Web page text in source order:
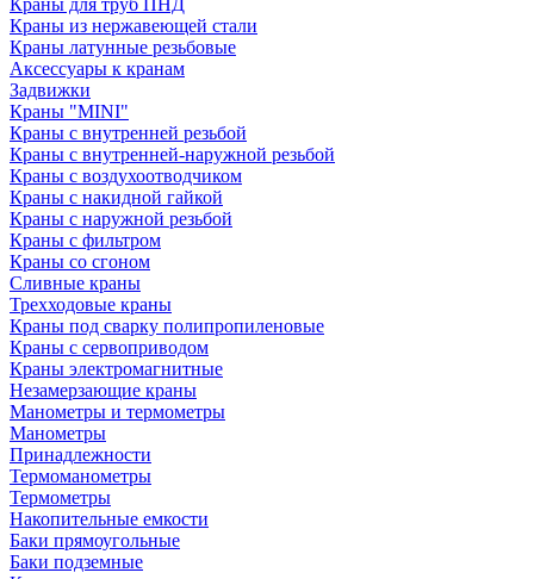
Краны из нержавеющей стали
Краны латунные резьбовые
Аксессуары к кранам
Задвижки
Краны "MINI"
Краны с внутренней резьбой
Краны с внутренней-наружной резьбой
Краны с воздухоотводчиком
Краны с накидной гайкой
Краны с наружной резьбой
Краны с фильтром
Краны со сгоном
Сливные краны
Трехходовые краны
Краны под сварку полипропиленовые
Краны с сервоприводом
Краны электромагнитные
Незамерзающие краны
Манометры и термометры
Манометры
Принадлежности
Термоманометры
Термометры
Накопительные емкости
Баки прямоугольные
Баки подземные